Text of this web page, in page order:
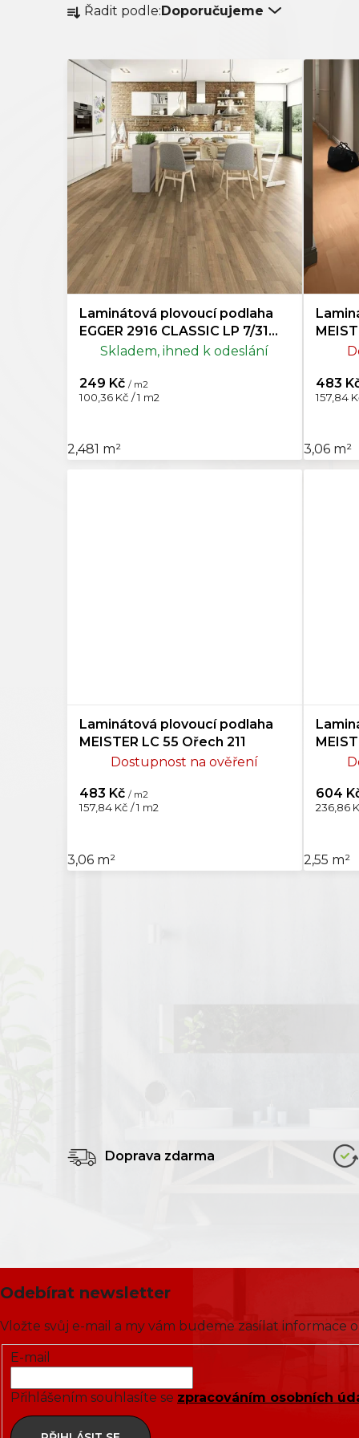
a
e
p
r
d
u
k
t
ů
Řadit podle:Doporučujeme
Laminátová plovoucí podlaha
EGGER 2916 CLASSIC LP 7/31
Dub Murten
Skladem, ihned k odeslání
249 Kč / m2
Měrná
100,36 Kč / 1 m2
2,481 m²
483
Měrná
157,84
3,06 m²
Laminátová plovoucí podlaha
MEISTER LC 55 Ořech 211
Dostupnost na ověření
483 Kč / m2
Měrná
157,84 Kč / 1 m2
3,06 m²
604
Měrná
236,86
2,55 m²
Doprava zdarma
Odebírat newsletter
Vložte svůj e-mail a my vám budeme zasílat informace
E-mail
Přihlášením souhlasíte se zpracováním osobních